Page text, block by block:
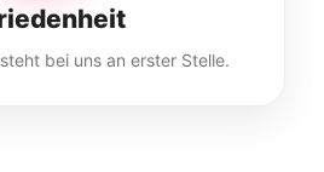
bei uns an erster Stelle.